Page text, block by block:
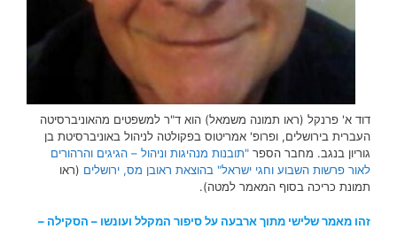
דוד א' פרנקל (ראו תמונה משמאל) הוא ד"ר למשפטים מהאוניברסיטה
העברית בירושלים, ופרופ' אמריטוס בפקולטה לניהול באוניברסיטת בן
גוריון בנגב. מחבר הספר "תובנות מנהיגות וניהול – הגיגים והרהורים
לאור פרשות השבוע וחגי ישראל" בהוצאת ראובן מס, ירושלים (ראו
תמונת כריכה בסוף המאמר למטה).
זהו מאמר שלישי מתוך ארבעה על סיפור המקלל ועונשו – הסקילה –